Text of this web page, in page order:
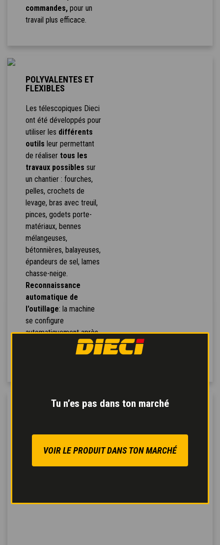
Tu n’es pas dans ton marché
VOIR LE PRODUIT DANS TON MARCHÉ
commandes,pour un
travail plus efficace.
POLYVALENTES ET
FLEXIBLES
Les télescopiques Dieci
ont été développés pour
utiliser les différents
outils leur permettant
de réaliser tous les
travaux possibles sur
un chantier : fourches,
pelles, crochets de
levage, bras avec treuil,
pinces, godets porte-
matériaux, bennes
mélangeuses,
bétonnières, balayeuses,
épandeurs de sel, lames
chasse-neige.
Reconnaissance
automatique de
l'outillage: la machine
se configure
automatiquement après
avoir reconnu l’outil